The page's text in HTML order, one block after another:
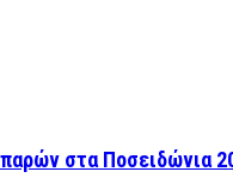
στα Ποσειδώνια